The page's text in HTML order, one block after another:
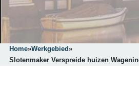
Home»Werkgebied»
Slotenmaker Verspreide huizen